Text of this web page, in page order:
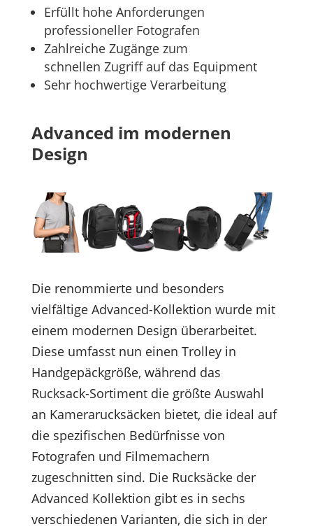
Erfüllt hohe Anforderungen
professioneller Fotografen
Zahlreiche Zugänge zum
schnellen Zugriff auf das Equipment
Sehr hochwertige Verarbeitung
Advanced im modernen
Design
Die renommierte und besonders
vielfältige Advanced-Kollektion wurde mit
einem modernen Design überarbeitet.
Diese umfasst nun einen Trolley in
Handgepäckgröße, während das
Rucksack-Sortiment die größte Auswahl
an Kamerarucksäcken bietet, die ideal auf
die spezifischen Bedürfnisse von
Fotografen und Filmemachern
zugeschnitten sind. Die Rucksäcke der
Advanced Kollektion gibt es in sechs
verschiedenen Varianten, die sich in der